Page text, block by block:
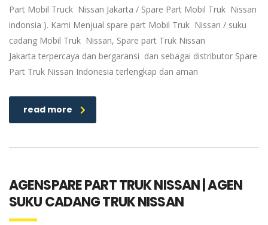
Part Mobil Truck Nissan Jakarta / Spare Part Mobil Truk Nissan
indonsia ). Kami Menjual spare part Mobil Truk Nissan / suku
cadang Mobil Truk Nissan, Spare part Truk Nissan
Jakarta terpercaya dan bergaransi dan sebagai distributor Spare
Part Truk Nissan Indonesia terlengkap dan aman
read more
AGENSPARE PART TRUK NISSAN | AGEN
SUKU CADANG TRUK NISSAN